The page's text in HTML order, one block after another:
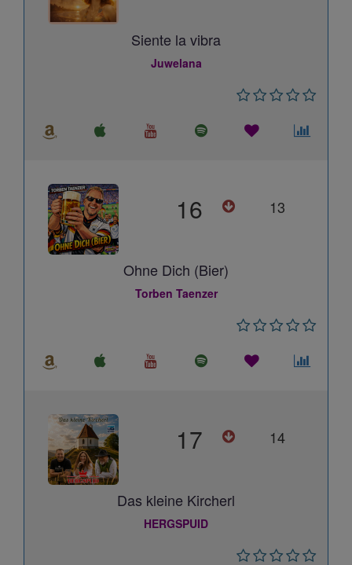
Siente la vibra
Juwelana
16 13
Ohne Dich (Bier)
Torben Taenzer
17 14
Das kleine Kircherl
HERGSPUID